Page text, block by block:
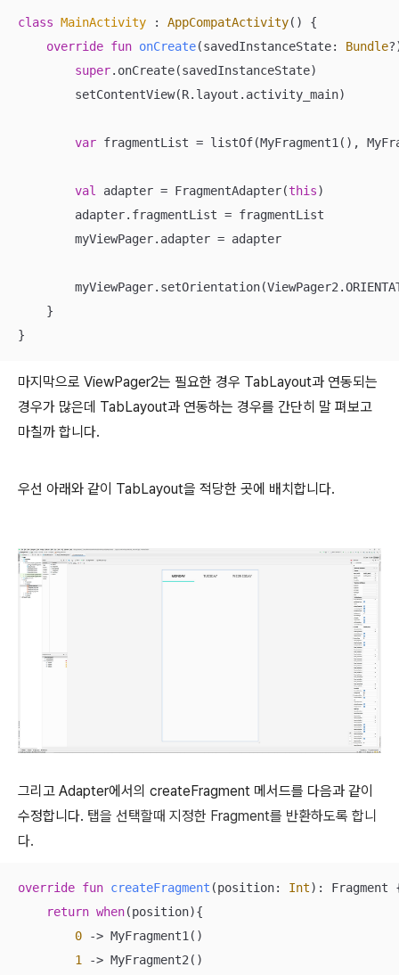
class MainActivity : AppCompatActivity() {
override fun onCreate(savedInstanceState: Bundle
super.onCreate(savedInstanceState)
        setContentView(R.layout.activity_main)
var fragmentList = listOf(MyFragment1(),
val adapter = FragmentAdapter(this)
        adapter.fragmentList = fragmentList
        myViewPager.adapter = adapter
    }
}
마지막으로 ViewPager2는 필요한 경우 TabLayout과 연동되는
경우가 많은데 TabLayout과 연동하는 경우를 간단히 말 펴보고
마칠까 합니다.
우선 아래와 같이 TabLayout을 적당한 곳에 배치합니다.
그리고 Adapter에서의 createFragment 메서드를 다음과 같이
수정합니다. 탭을 선택할때 지정한 Fragment를 반환하도록 합니
다.
override fun createFragment (position: Int) : Fragment
return when(position){
0 -> MyFragment1()
1
-> MyFragment2()